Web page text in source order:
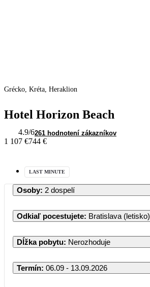
Grécko, Kréta, Heraklion
Hotel Horizon Beach
4.9/6261 hodnotení zákazníkov
1 107 €744 €
LAST MINUTE
Osoby: 2 dospelí
Odkiaľ pocestujete: Bratislava (letisko)
Dĺžka pobytu: Nerozhoduje
Termín: 06.09 - 13.09.2026